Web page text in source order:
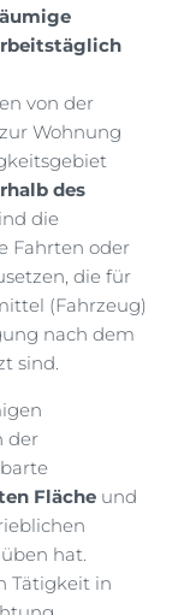
von der
Wohnung
des
die
Fahrten oder
die für
(Fahrzeug)
nach dem
sind.
der
Fläche und
hat.
Tätigkeit in